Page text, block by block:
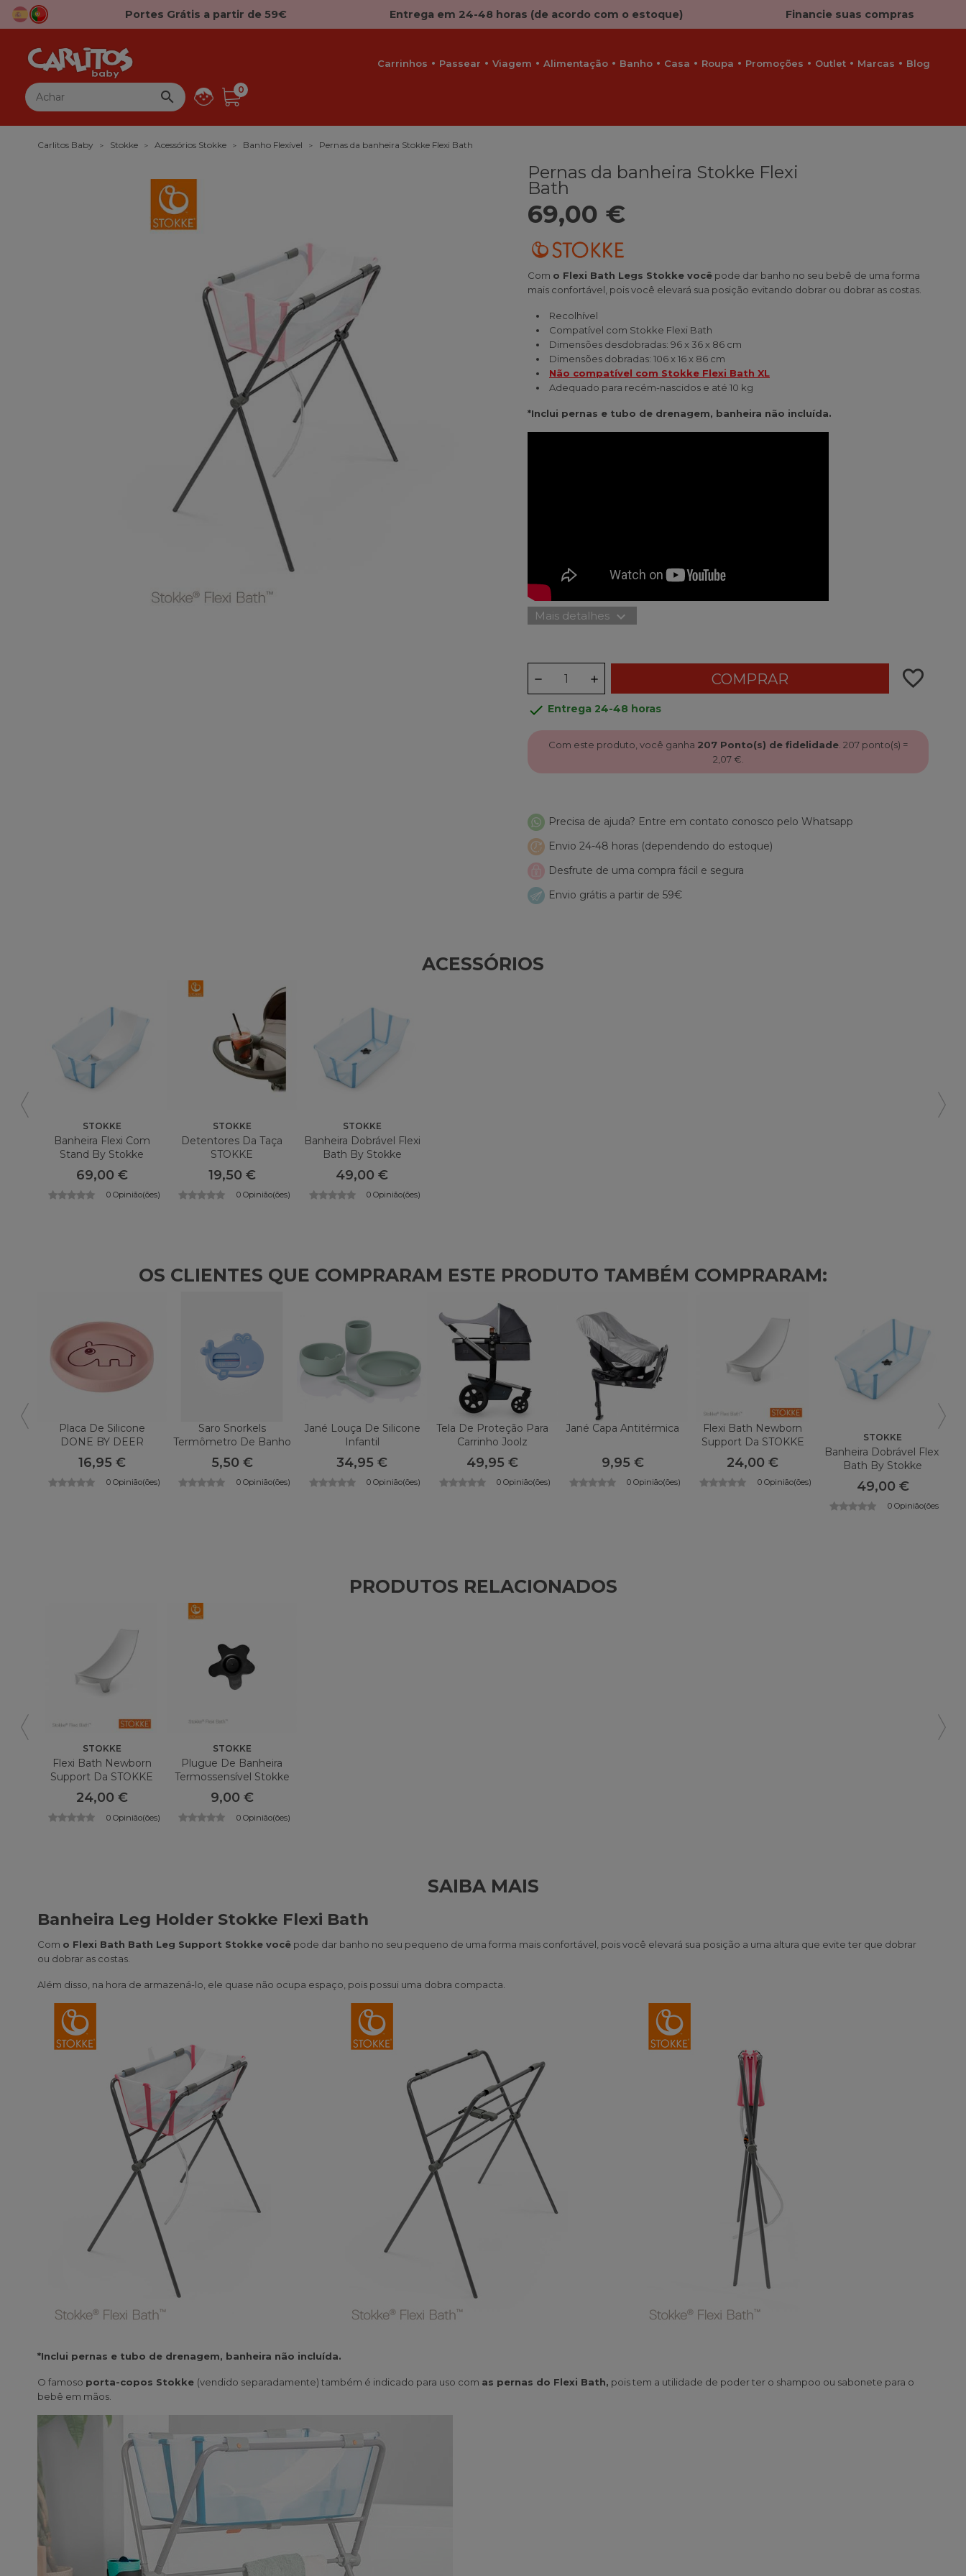
Portes Grátis a partir de 59€ Entrega em 24-48 horas (de acordo com o estoque) Financie suas compras
Carrinhos Passear Viagem Alimentação Banho Casa Roupa Promoções Outlet Marcas Blog
 0
Carlitos Baby Stokke Acessórios Stokke Banho Flexível Pernas da banheira Stokke Flexi Bath
Pernas da banheira Stokke Flexi
Bath
69,00 €
Com o Flexi Bath Legs Stokke você pode dar banho no seu bebê de uma forma
mais confortável, pois você elevará sua posição evitando dobrar ou dobrar as costas.
Recolhível
Compatível com Stokke Flexi Bath
Dimensões desdobradas: 96 x 36 x 86 cm
Dimensões dobradas: 106 x 16 x 86 cm
Não compatível com Stokke Flexi Bath XL
Adequado para recém-nascidos e até 10 kg
*Inclui pernas e tubo de drenagem, banheira não incluída.
Mais detalhes expand_more
COMPRAR favorite_border
done Entrega 24-48 horas
Com este produto, você ganha 207 Ponto(s) de fidelidade 207 ponto(s) =
2,07 €
Precisa de ajuda? Entre em contato conosco pelo Whatsapp
Envio 24-48 horas (dependendo do estoque)
Desfrute de uma compra fácil e segura
Envio grátis a partir de 59€
ACESSÓRIOS
STOKKE
Banheira Flexi Com
Stand By Stokke
69,00 €
0 Opinião(ões)
STOKKE
Detentores Da Taça
STOKKE
19,50 €
0 Opinião(ões)
STOKKE
Banheira Dobrável Flexi
Bath By Stokke
49,00 €
0 Opinião(ões)
OS CLIENTES QUE COMPRARAM ESTE PRODUTO TAMBÉM COMPRARAM:
Placa De Silicone
DONE BY DEER
16,95 €
0 Opinião(ões)
Saro Snorkels
Termômetro De Banho
5,50 €
0 Opinião(ões)
Jané Louça De Silicone
Infantil
34,95 €
0 Opinião(ões)
Tela De Proteção Para
Carrinho Joolz
49,95 €
0 Opinião(ões)
Jané Capa Antitérmica
9,95 €
0 Opinião(ões)
Flexi Bath Newborn
Support Da STOKKE
24,00 €
0 Opinião(ões)
STOKKE
Banheira Dobrável Flexi
Bath By Stokke
49,00 €
0 Opinião(ões)
PRODUTOS RELACIONADOS
STOKKE
Flexi Bath Newborn
Support Da STOKKE
24,00 €
0 Opinião(ões)
STOKKE
Plugue De Banheira
Termossensível Stokke
Banho Flexível
9,00 €
0 Opinião(ões)
SAIBA MAIS
Banheira Leg Holder Stokke Flexi Bath
Com o Flexi Bath Bath Leg Support Stokke você pode dar banho no seu pequeno de uma forma mais confortável, pois você elevará sua posição a uma altura que evite ter que dobrar
ou dobrar as costas.
Além disso, na hora de armazená-lo, ele quase não ocupa espaço, pois possui uma dobra compacta.
*Inclui pernas e tubo de drenagem, banheira não incluída.
O famoso porta-copos Stokke (vendido separadamente) também é indicado para uso com as pernas do Flexi Bath, pois tem a utilidade de poder ter o shampoo ou sabonete para o
bebê em mãos.